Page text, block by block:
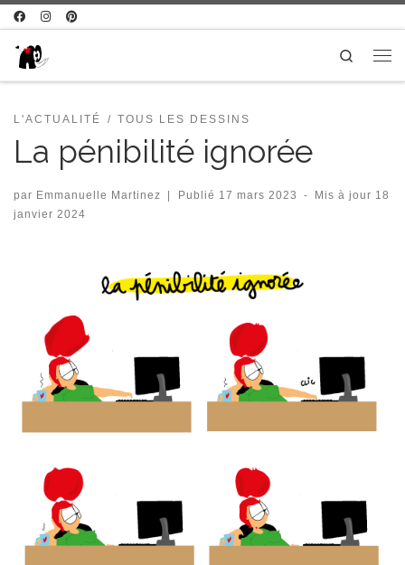
Passer au contenu
Search
L'ACTUALITÉ TOUS LES DESSINS
La pénibilité ignorée
par Emmanuelle Martinez | Publié 17 mars 2023 - Mis à jour 18
janvier 2024